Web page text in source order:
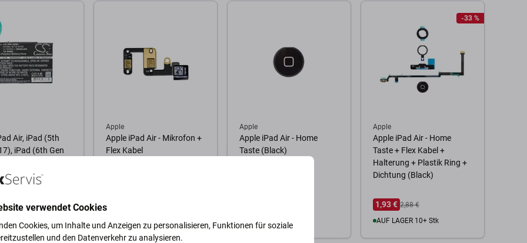
Air, iPad (5th
iPad (6th Gen
6700
HQ
10+ Stk
Apple
Apple iPad Air - Mikrofon +
Flex Kabel
0,96 €
AUF LAGER 5 Stk
Apple
Apple iPad Air - Home
Taste (Black)
AUF LAGER 2 Stk
-33 %
Apple
Apple iPad Air - Home
Taste + Flex Kabel +
Halterung + Plastik Ring +
Dichtung (Black)
1,93 € 2,88 €
AUF LAGER 10+ Stk
verwendet Cookies
Cookies, um Inhalte und Anzeigen zu personalisieren, Funktionen für soziale
und den Datenverkehr zu analysieren.